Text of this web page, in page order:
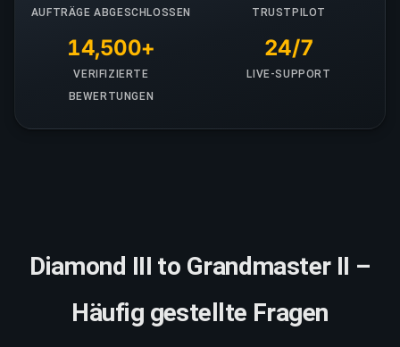
AUFTRÄGE ABGESCHLOSSEN TRUSTPILOT
14,500+
VERIFIZIERTE
BEWERTUNGEN
24/7
LIVE-SUPPORT
Diamond III to Grandmaster II –
Häufig gestellte Fragen